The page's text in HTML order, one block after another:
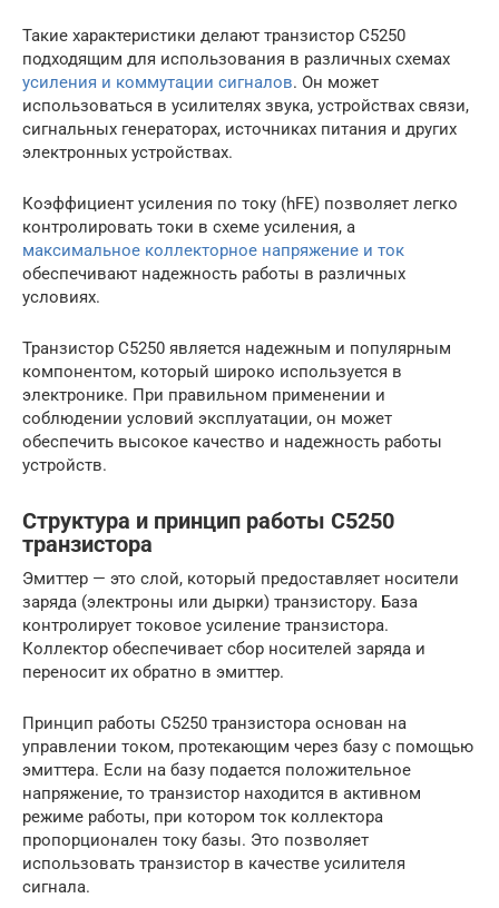
Такие характеристики делают транзистор C5250
подходящим для использования в различных схемах
усиления и коммутации сигналов. Он может
использоваться в усилителях звука, устройствах связи,
сигнальных генераторах, источниках питания и других
электронных устройствах.
Коэффициент усиления по току (hFE) позволяет легко
контролировать токи в схеме усиления, а
максимальное коллекторное напряжение и ток
обеспечивают надежность работы в различных
условиях.
Транзистор C5250 является надежным и популярным
компонентом, который широко используется в
электронике. При правильном применении и
соблюдении условий эксплуатации, он может
обеспечить высокое качество и надежность работы
устройств.
Структура и принцип работы C5250
транзистора
Эмиттер — это слой, который предоставляет носители
заряда (электроны или дырки) транзистору. База
контролирует токовое усиление транзистора.
Коллектор обеспечивает сбор носителей заряда и
переносит их обратно в эмиттер.
Принцип работы C5250 транзистора основан на
управлении током, протекающим через базу с помощью
эмиттера. Если на базу подается положительное
напряжение, то транзистор находится в активном
режиме работы, при котором ток коллектора
пропорционален току базы. Это позволяет
использовать транзистор в качестве усилителя
сигнала.